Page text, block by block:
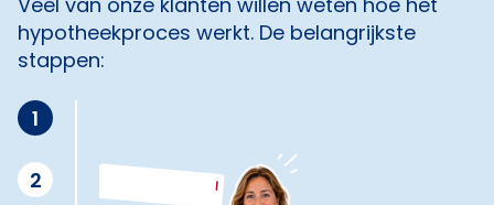
hypotheekproces werkt. De belangrijkste
stappen:
1
2